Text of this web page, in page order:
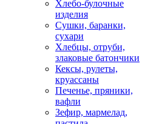
Хлебо-булочные
изделия
Сушки, баранки,
сухари
Хлебцы, отруби,
злаковые батончики
Кексы, рулеты,
круассаны
Печенье, пряники,
вафли
Зефир, мармелад,